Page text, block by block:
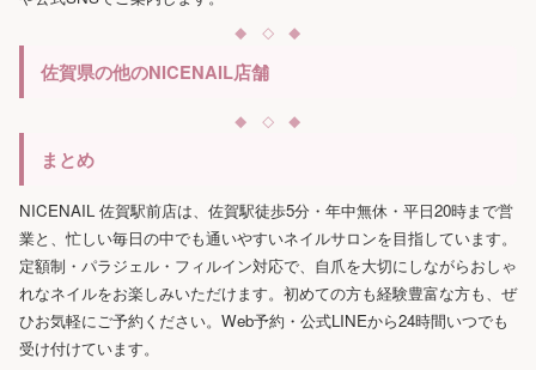
佐賀県の他のNICENAIL店舗
まとめ
NICENAIL 佐賀駅前店は、佐賀駅徒歩5分・年中無休・平日20時まで営
業と、忙しい毎日の中でも通いやすいネイルサロンを目指しています。
定額制・パラジェル・フィルイン対応で、自爪を大切にしながらおしゃ
れなネイルをお楽しみいただけます。初めての方も経験豊富な方も、ぜ
ひお気軽にご予約ください。Web予約・公式LINEから24時間いつでも
受け付けています。